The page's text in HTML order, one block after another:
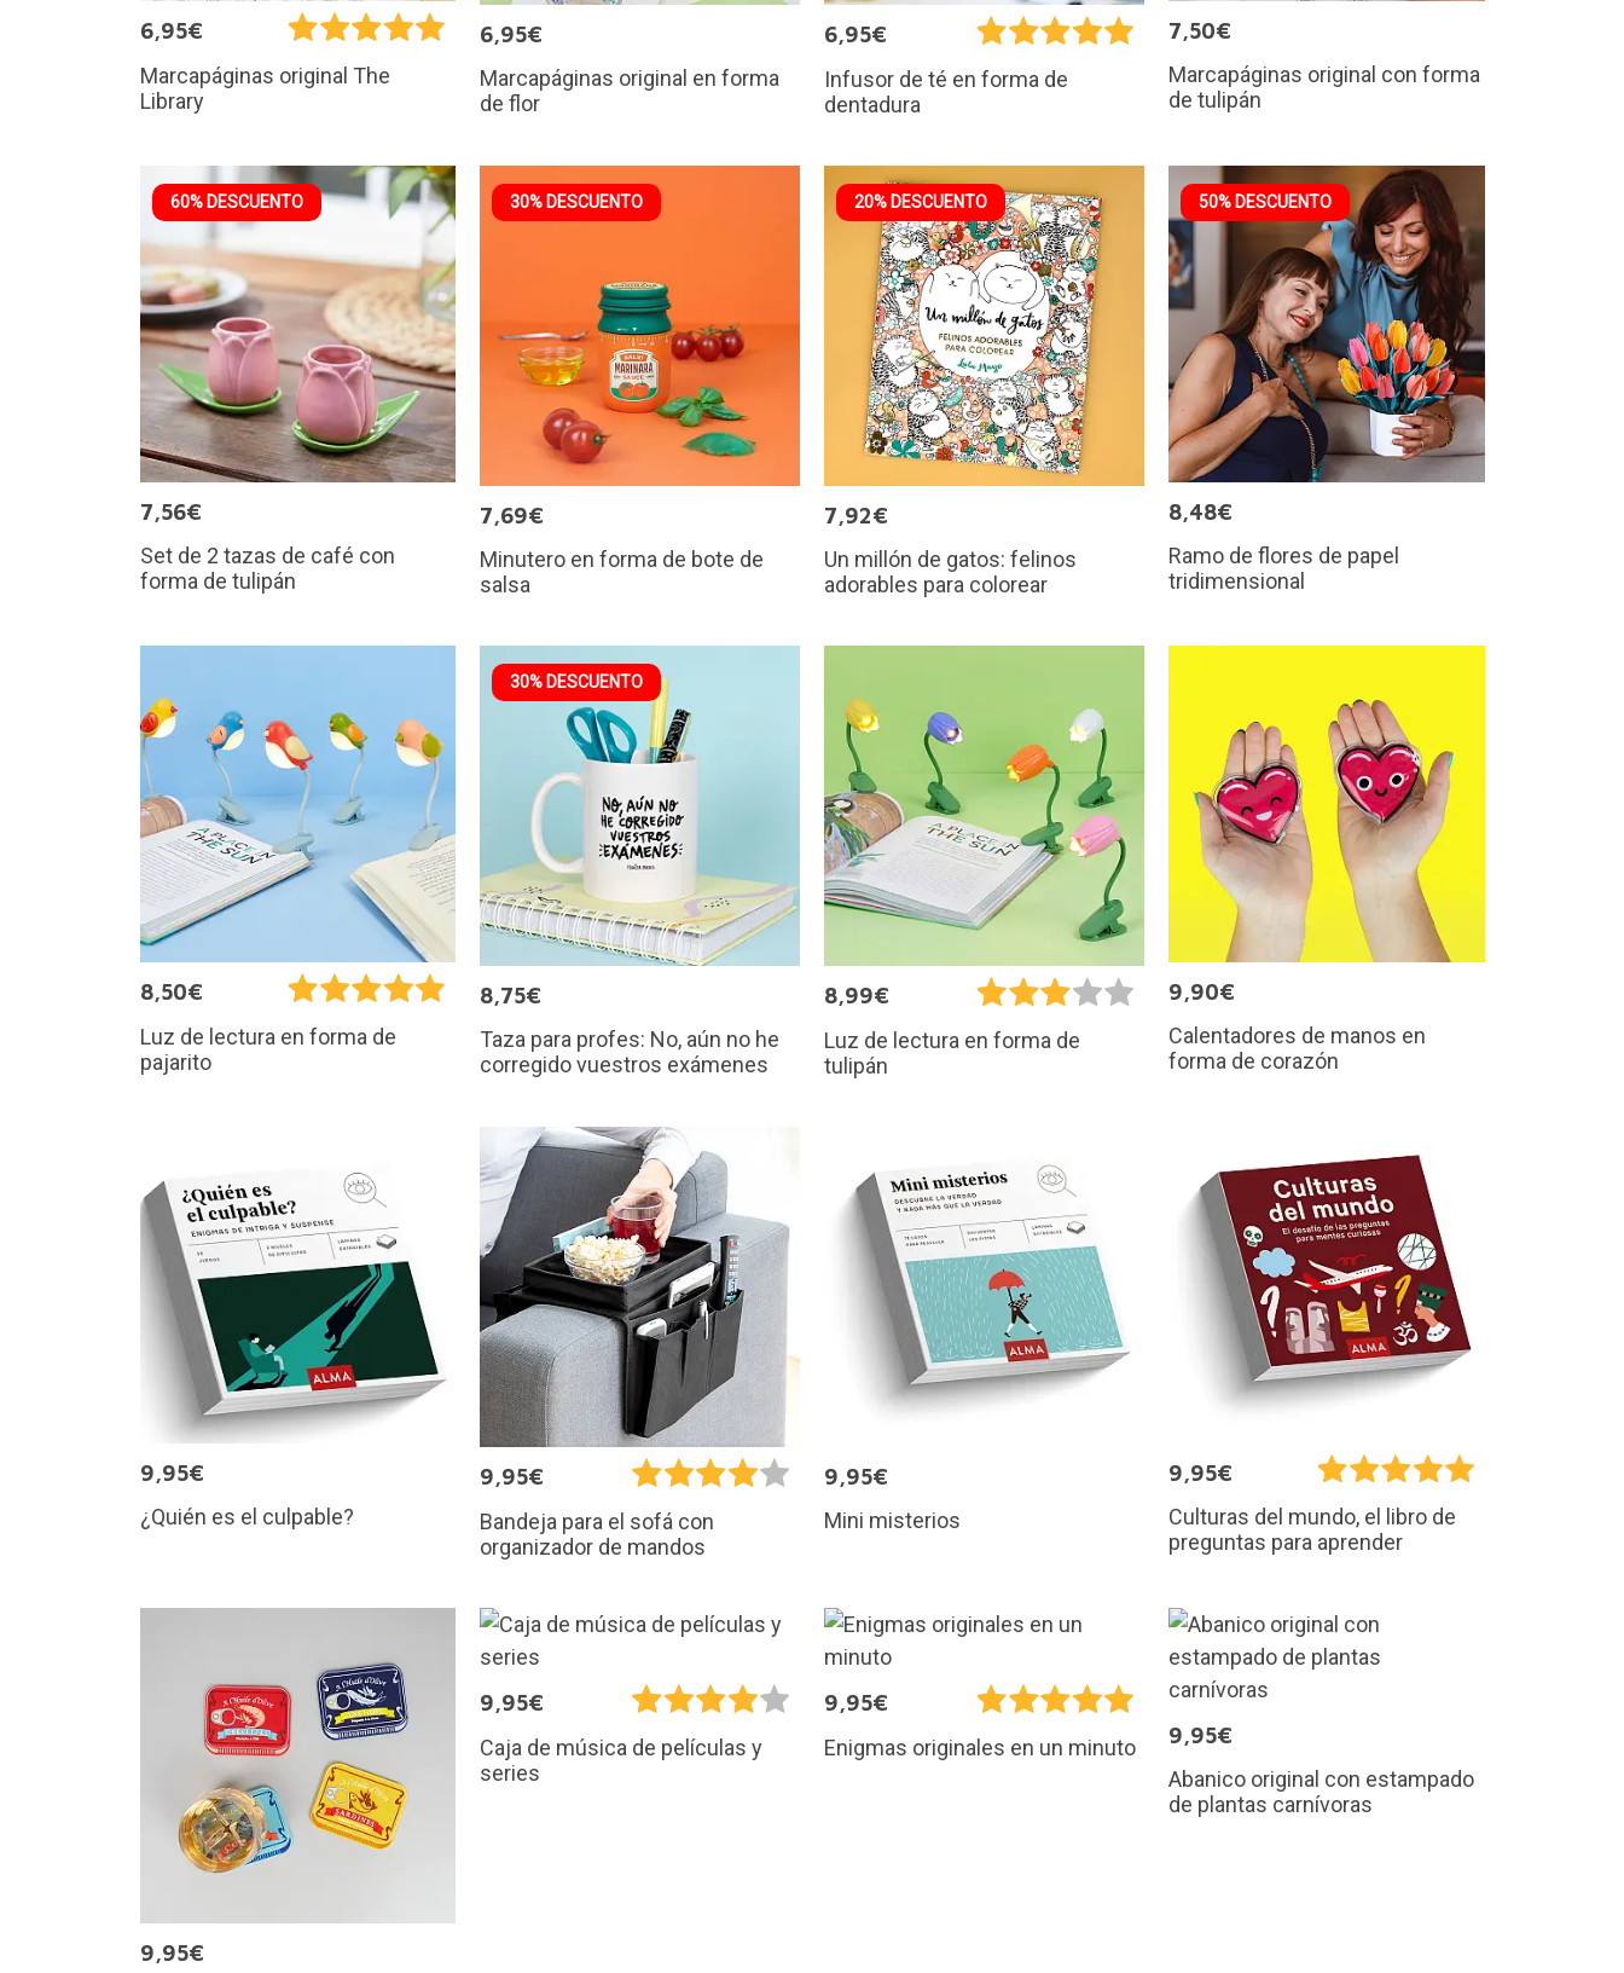
6,95€
Marcapáginas original The
Library
6,95€
Marcapáginas original en forma
de flor
6,95€
Infusor de té en forma de
dentadura
7,50€
Marcapáginas original con forma
de tulipán
60% DESCUENTO
7,56€
Set de 2 tazas de café con
forma de tulipán
30% DESCUENTO
7,69€
Minutero en forma de bote de
salsa
20% DESCUENTO
7,92€
Un millón de gatos: felinos
adorables para colorear
50% DESCUENTO
8,48€
Ramo de flores de papel
tridimensional
8,50€
Luz de lectura en forma de
pajarito
30% DESCUENTO
8,75€
Taza para profes: No, aún no he
corregido vuestros exámenes
8,99€
Luz de lectura en forma de
tulipán
9,90€
Calentadores de manos en
forma de corazón
9,95€
¿Quién es el culpable?
9,95€
Bandeja para el sofá con
organizador de mandos
9,95€
Mini misterios
9,95€
Culturas del mundo, el libro de
preguntas para aprender
9,95€
9,95€
Caja de música de películas y
series
9,95€
Enigmas originales en un minuto
9,95€
Abanico original con estampado
de plantas carnívoras